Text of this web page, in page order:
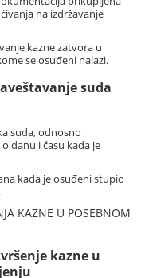
na izdržavanje
kazne zatvora u
se osuđeni nalazi.
suda
suda, odnosno
danu i času kada je
kada je osuđeni stupio
KAZNE U POSEBNOM
kazne u